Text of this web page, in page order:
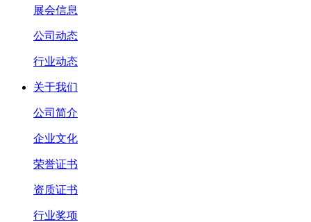
展会信息
公司动态
行业动态
关于我们
公司简介
企业文化
荣誉证书
资质证书
行业奖项